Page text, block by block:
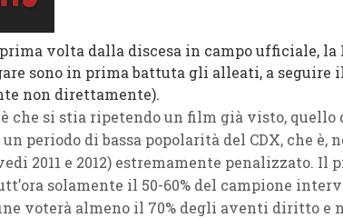
volta dalla discesa in campo ufficiale,
sono in prima battuta gli alleati, a seguire
non direttamente).
che si stia ripetendo un film già visto, quello
periodo di bassa popolarità del CDX, che è,
2011 e 2012) estremamente penalizzato. Il
solamente il 50-60% del campione
voterà almeno il 70% degli aventi diritto e